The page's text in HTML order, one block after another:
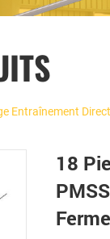
Entraînement
18